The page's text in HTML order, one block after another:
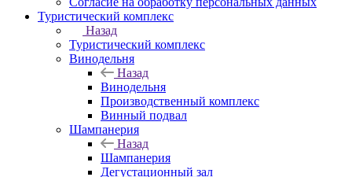
Туристический комплекс
Назад
Туристический комплекс
Винодельня
Назад
Винодельня
Производственный комплекс
Винный подвал
Шампанерия
Назад
Шампанерия
Дегустационный зал